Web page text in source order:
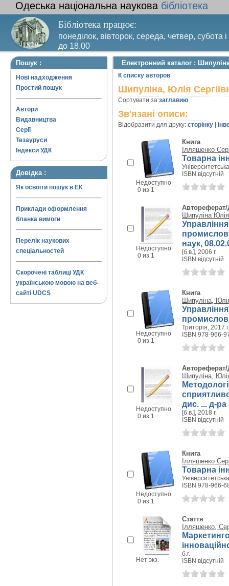
Одеська національна наукова бібліотека
Бібліотека працює:
понеділок, вівторок, середа, четвер, субота
до 18.00
Вихідний день – п’ятниця. Останній четвер
Пошук :
Нові надходження
Простий пошук
Автори
Видавництва
Серії
Тезауруси
Індекси УДК
Довідка :
Як освоїти пошук в ЕК
Приклади оформлення
бланка вимоги
Перелік наукових
спеціальностей
Скорочені таблиці УДК
українською мовою на веб-
сайті UDCS
Електронний каталог :
К списку авторов
Шипуліна, Юлія
Сортувати за:заглавию
Зв'язані описи:
Відобразити для друку: сторінку
Недоступно
0 из 1
Книга
Ілляшенко
Товарна
ISBN відсутній
Недоступно
0 из 1
Автореферат/
Шипуліна Юлія
наук,
[б.в.], 2006 г.
ISBN відсутній
Недоступно
0 из 1
Книга
Шипуліна,
Триторія, 2017 г.
ISBN 978-966-
Недоступно
0 из 1
Автореферат/
Шипуліна,
дис. ... д-ра
[б.в.], 2018 г.
ISBN відсутній
Недоступно
0 из 1
Книга
Ілляшенко
Товарна
ISBN 978-966-
Нет экз.
Стаття
Ілляшенко,
б.г.
ISBN відсутній